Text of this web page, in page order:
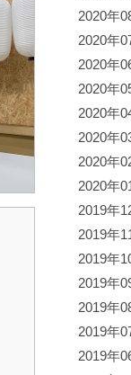
2020年
2020年
2020年
2020年
2020年
2020年
2020年
2020年
2019年
2019年
2019年
2019年
2019年
2019年
2019年